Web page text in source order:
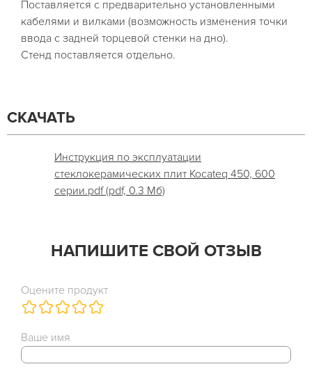
Поставляется с предварительно установленными
кабелями и вилками (возможность изменения точки
ввода с задней торцевой стенки на дно).
Стенд поставляется отдельно.
СКАЧАТЬ
Инструкция по эксплуатации
стеклокерамических плит Kocateq 450, 600
серии.pdf (pdf, 0.3 Мб)
НАПИШИТЕ СВОЙ ОТЗЫВ
Оцените продукт
Ваше имя